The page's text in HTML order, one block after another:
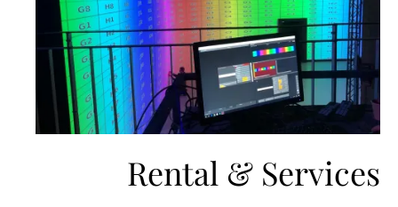
Rental & Services